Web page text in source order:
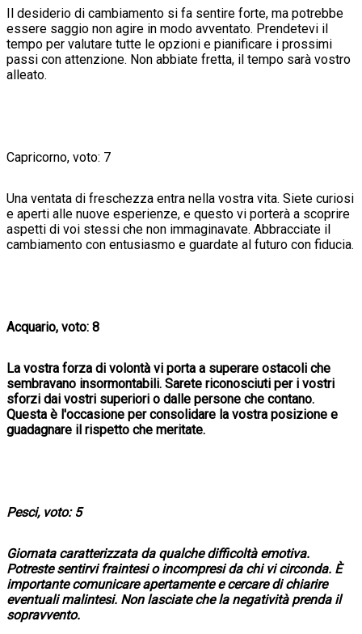
Il desiderio di cambiamento si fa sentire forte, ma potrebbe
essere saggio non agire in modo avventato. Prendetevi il
tempo per valutare tutte le opzioni e pianificare i prossimi
passi con attenzione. Non abbiate fretta, il tempo sarà vostro
alleato.
Capricorno, voto: 7
Una ventata di freschezza entra nella vostra vita. Siete curiosi
e aperti alle nuove esperienze, e questo vi porterà a scoprire
aspetti di voi stessi che non immaginavate. Abbracciate il
cambiamento con entusiasmo e guardate al futuro con fiducia.
Acquario, voto: 8
La vostra forza di volontà vi porta a superare ostacoli che
sembravano insormontabili. Sarete riconosciuti per i vostri
sforzi dai vostri superiori o dalle persone che contano.
Questa è l'occasione per consolidare la vostra posizione e
guadagnare il rispetto che meritate.
Pesci, voto: 5
Giornata caratterizzata da qualche difficoltà emotiva.
Potreste sentirvi fraintesi o incompresi da chi vi circonda. È
importante comunicare apertamente e cercare di chiarire
eventuali malintesi. Non lasciate che la negatività prenda il
sopravvento.